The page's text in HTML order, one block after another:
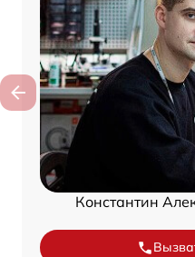
Константин